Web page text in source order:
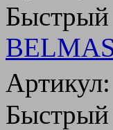
Быстрый
Быстрый